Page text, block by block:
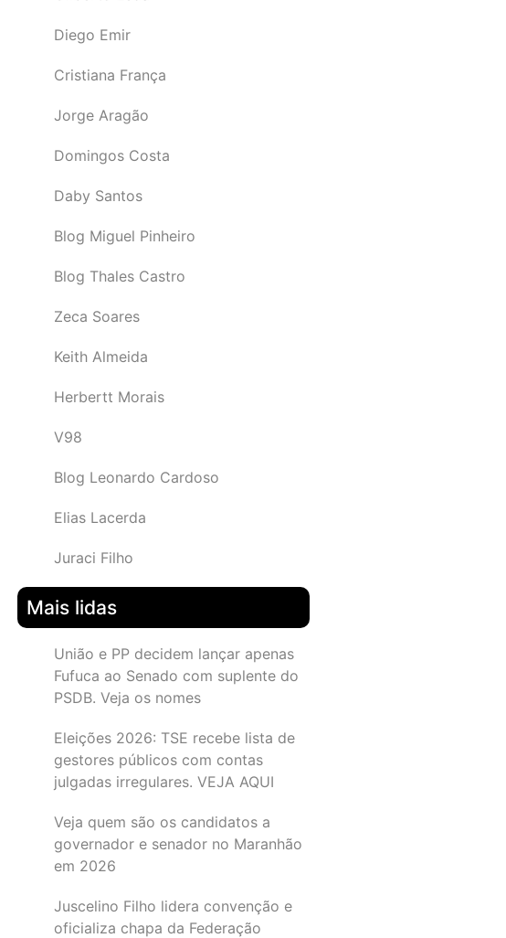
Diego Emir
Cristiana França
Jorge Aragão
Domingos Costa
Daby Santos
Blog Miguel Pinheiro
Blog Thales Castro
Zeca Soares
Keith Almeida
Herbertt Morais
V98
Blog Leonardo Cardoso
Elias Lacerda
Juraci Filho
Mais lidas
União e PP decidem lançar apenas
Fufuca ao Senado com suplente do
PSDB. Veja os nomes
Eleições 2026: TSE recebe lista de
gestores públicos com contas
julgadas irregulares. VEJA AQUI
Veja quem são os candidatos a
governador e senador no Maranhão
em 2026
Juscelino Filho lidera convenção e
oficializa chapa da Federação